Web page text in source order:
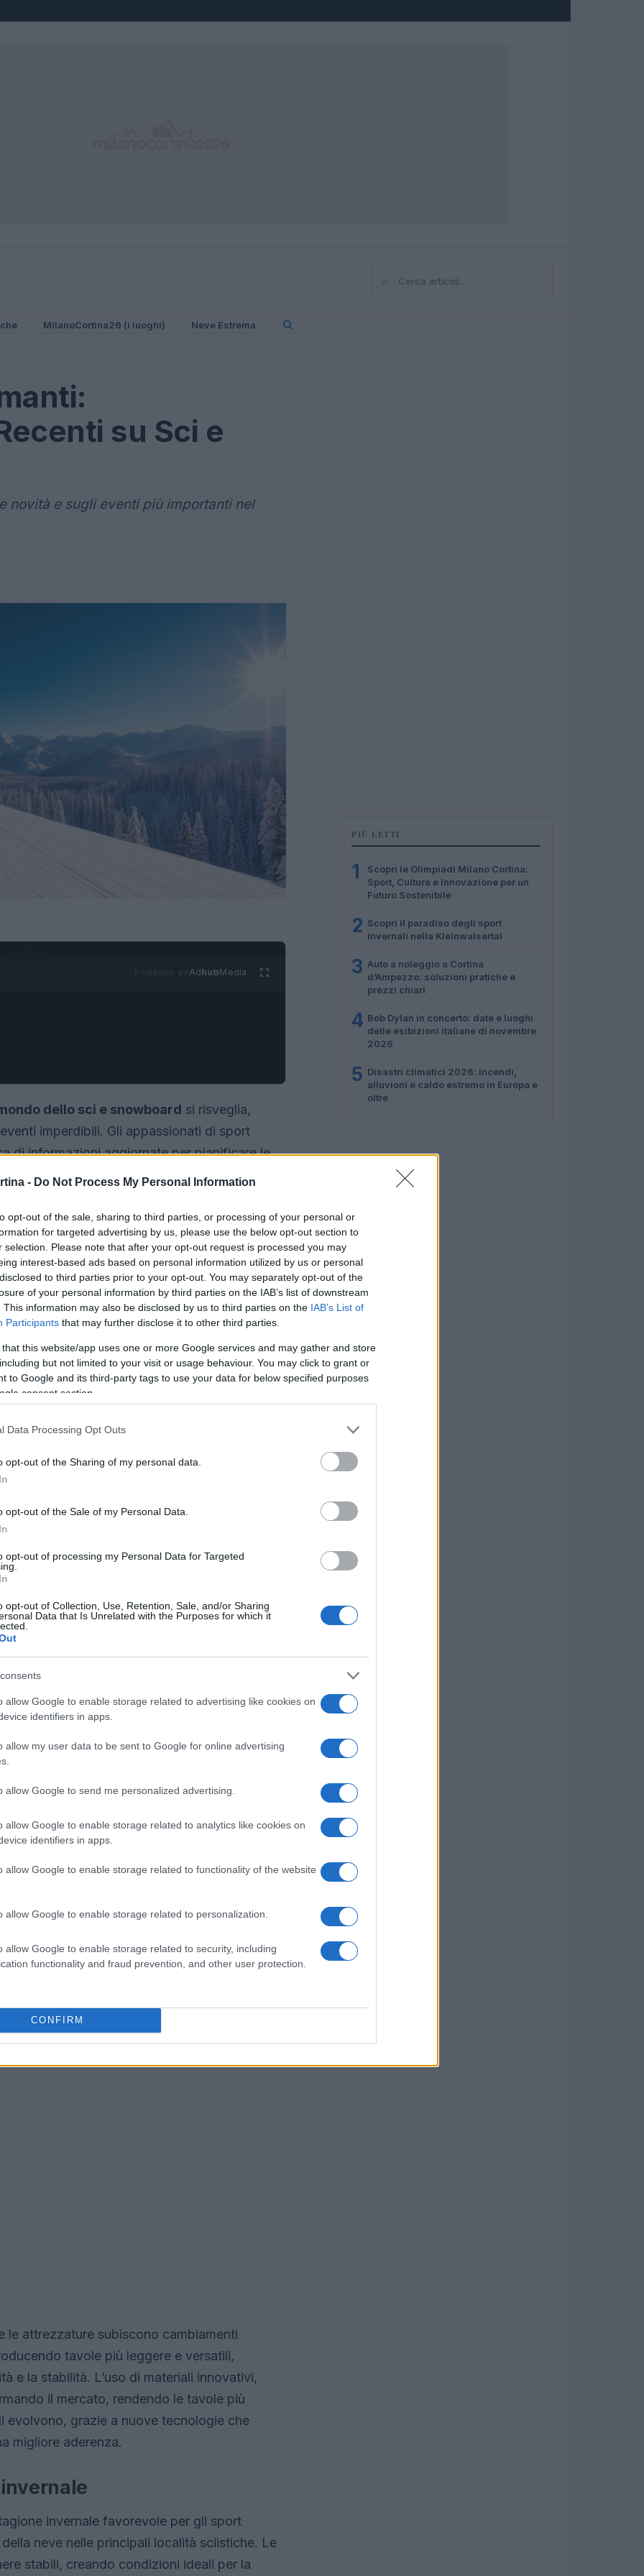
- Do Not Process My Personal Information
opt-out of the sale, sharing to third parties, or processing of your personal or
for targeted advertising by us, please use the below opt-out section to
selection. Please note that after your opt-out request is processed you may
interest-based ads based on personal information utilized by us or personal
to third parties prior to your opt-out. You may separately opt-out of the
of your personal information by third parties on the IAB’s list of downstream
This information may also be disclosed by us to third parties on the IAB’s List of
Participants that may further disclose it to other third parties.
that this website/app uses one or more Google services and may gather and store
but not limited to your visit or usage behaviour. You may click to grant or
to Google and its third-party tags to use your data for below specified purposes
consent section.
Data Processing Opt Outs
opt-out of the Sharing of my personal data.
opt-out of the Sale of my Personal Data.
opt-out of processing my Personal Data for Targeted
opt-out of Collection, Use, Retention, Sale, and/or Sharing
Data that Is Unrelated with the Purposes for which it
allow Google to enable storage related to advertising like cookies on
identifiers in apps.
allow my user data to be sent to Google for online advertising
allow Google to send me personalized advertising.
allow Google to enable storage related to analytics like cookies on
identifiers in apps.
allow Google to enable storage related to functionality of the website
allow Google to enable storage related to personalization.
allow Google to enable storage related to security, including
functionality and fraud prevention, and other user protection.
CONFIRM
⌕Cerca
MIlanoCortina26 (i luoghi) Neve Estrema
su Sci e
novità e sugli eventi più importanti nel
AdhubMedia
dello sci e snowboard si risveglia,
imperdibili. Gli appassionati di sport
di informazioni aggiornate per pianificare le
di nuove attrezzature, eventi competitivi o
alcune delle notizie più significative
italiane
per la nuova stagione attraverso una serie
montani investono in infrastrutture
degli sciatori. Ad esempio, la nota
completato l’installazione di nuovi impianti di
e una migliore accessibilità alle piste.
sciistiche ospiteranno una serie di
di sci alpinoè uno degli eventi più attesi,
e appassionati da tutto il mondo. Questa
il talento degli sciatori, ma promuove anche il
snowboard
tra i giovani e non solo. Attualmente,
dell’interesse per le discipline freestyle,
la loro creatività e abilità. Inoltre, la
Snowboard Tour, contribuisce a far
le attrezzature subiscono cambiamenti
tavole più leggere e versatili,
e la stabilità. L’uso di materiali innovativi,
il mercato, rendendo le tavole più
evolvono, grazie a nuove tecnologie che
migliore aderenza.
invernale favorevole per gli sport
neve nelle principali località sciistiche. Le
stabili, creando condizioni ideali per la
PIÙ LETTI
1
Scopri le Olimpiadi Milano Cortina:
Sport, Cultura e Innovazione per un
Futuro Sostenibile
2 Scopri il paradiso degli sport
invernali nella Kleinwalsertal
3 Auto a noleggio a Cortina
d’Ampezzo: soluzioni pratiche e
prezzi chiari
4 Bob Dylan in concerto: date e luoghi
delle esibizioni italiane di novembre
2026
5 Disastri climatici 2026: incendi,
alluvioni e caldo estremo in Europa e
oltre